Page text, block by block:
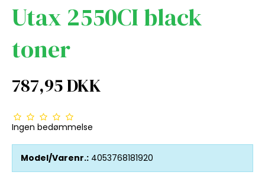
Utax 2550CI black
toner
787,95 DKK
Ingen bedømmelse
Model/Varenr.: 4053768181920